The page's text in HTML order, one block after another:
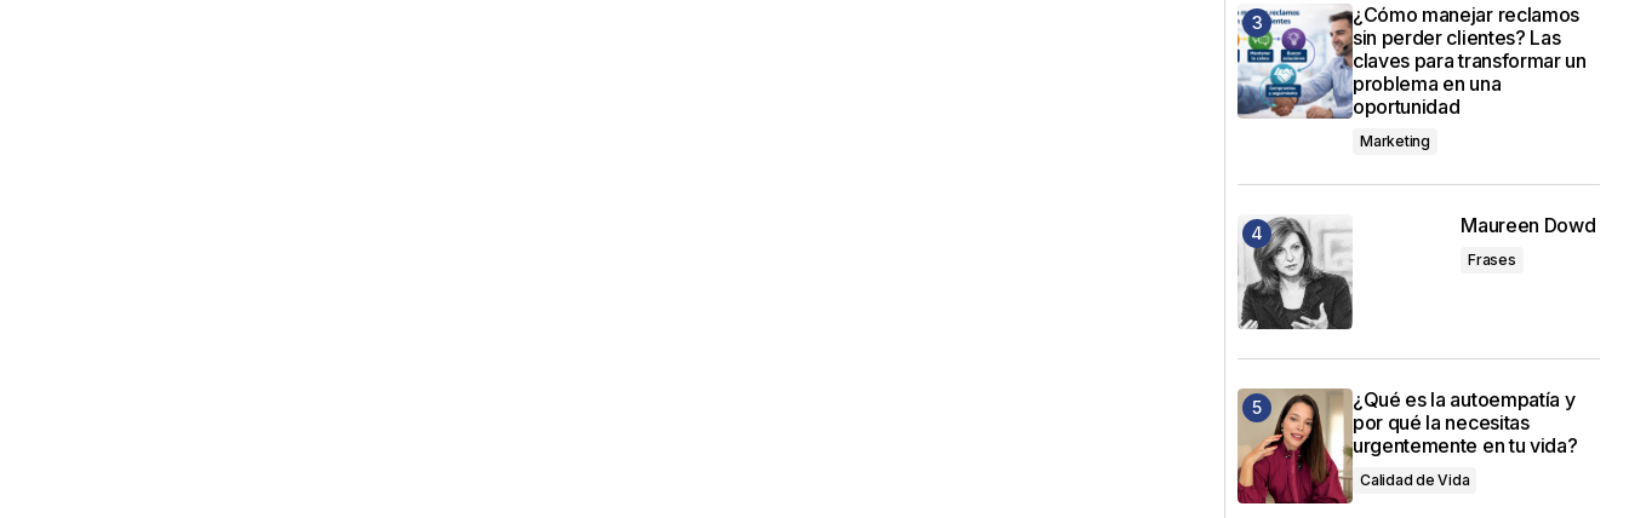
¿Cómo manejar reclamos
sin perder clientes? Las
claves para transformar un
problema en una
oportunidad
Marketing
Maureen Dowd
Frases
¿Qué es la autoempatía y
por qué la necesitas
urgentemente en tu vida?
Calidad de Vida